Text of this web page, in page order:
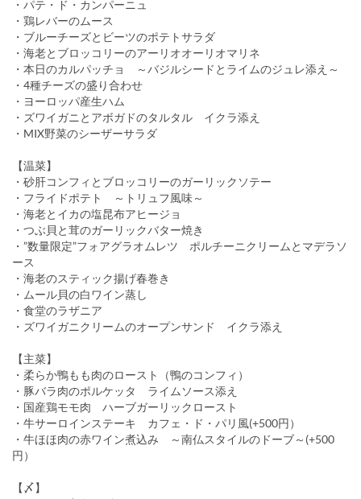
・パテ・ド・カンパーニュ
・鶏レバーのムース
・ブルーチーズとビーツのポテトサラダ
・海老とブロッコリーのアーリオオーリオマリネ
・本日のカルパッチョ ～バジルシードとライムのジュレ添え～
・4種チーズの盛り合わせ
・ヨーロッパ産生ハム
・ズワイガニとアボガドのタルタル イクラ添え
・MIX野菜のシーザーサラダ
【温菜】
・砂肝コンフィとブロッコリーのガーリックソテー
・フライドポテト ～トリュフ風味～
・海老とイカの塩昆布アヒージョ
・つぶ貝と茸のガーリックバター焼き
・”数量限定”フォアグラオムレツ ポルチーニクリームとマデラソ
ース
・海老のスティック揚げ春巻き
・ムール貝の白ワイン蒸し
・食堂のラザニア
・ズワイガニクリームのオープンサンド イクラ添え
【主菜】
・柔らか鴨もも肉のロースト（鴨のコンフィ）
・豚バラ肉のポルケッタ ライムソース添え
・国産鶏モモ肉 ハーブガーリックロースト
・牛サーロインステーキ カフェ・ド・パリ風(+500円）
・牛ほほ肉の赤ワイン煮込み ～南仏スタイルのドーブ～(+500
円）
【〆】